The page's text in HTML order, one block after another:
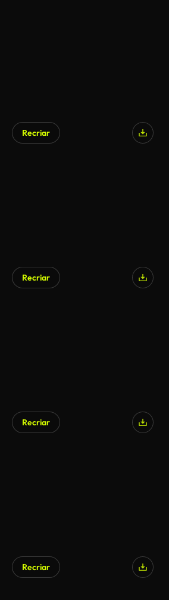
Recriar
Recriar
Recriar
Recriar